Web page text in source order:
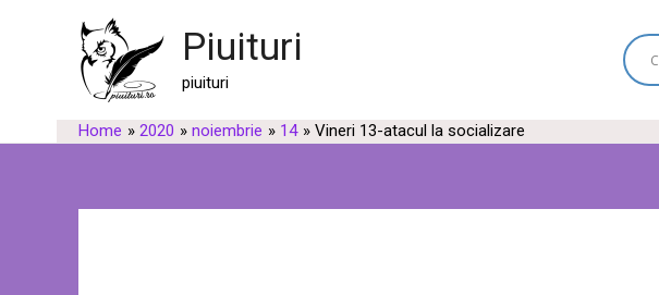
Piuituri
piuituri
Home 2020 noiembrie 14 Vineri 13-atacul la socializare
navigation